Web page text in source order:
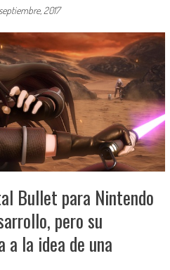
2017
Bullet para Nintendo
pero su
a la idea de una